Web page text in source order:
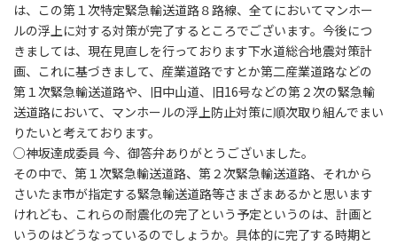
は、この第１次特定緊急輸送道路８路線、全てにおいてマンホー
ルの浮上に対する対策が完了するところでございます。今後につ
きましては、現在見直しを行っております下水道総合地震対策計
画、これに基づきまして、産業道路ですとか第二産業道路などの
第１次緊急輸送道路や、旧中山道、旧16号などの第２次の緊急輸
送道路において、マンホールの浮上防止対策に順次取り組んでまい
りたいと考えております。
○神坂達成委員 今、御答弁ありがとうございました。
その中で、第１次緊急輸送道路、第２次緊急輸送道路、それから
さいたま市が指定する緊急輸送道路等さまざまあるかと思います
けれども、これらの耐震化の完了という予定というのは、計画と
いうのはどうなっているのでしょうか。具体的に完了する時期と